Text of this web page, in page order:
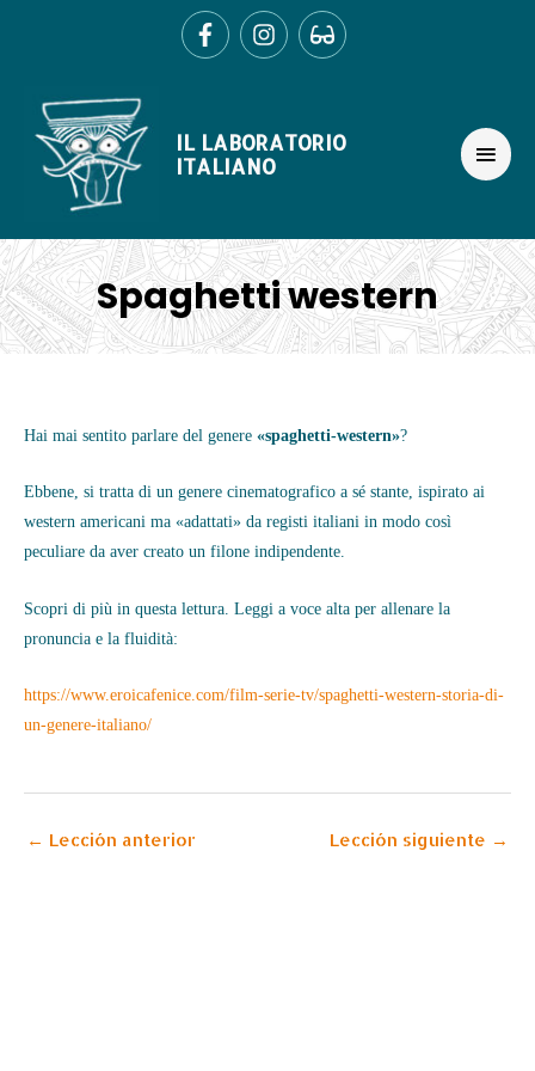
IL LABORATORIO
ITALIANO
Spaghetti western
Hai mai sentito parlare del genere «spaghetti-western»?
Ebbene, si tratta di un genere cinematografico a sé stante, ispirato ai
western americani ma «adattati» da registi italiani in modo così
peculiare da aver creato un filone indipendente.
Scopri di più in questa lettura. Leggi a voce alta per allenare la
pronuncia e la fluidità:
https://www.eroicafenice.com/film-serie-tv/spaghetti-western-storia-di-
un-genere-italiano/
← Lección anterior Lección siguiente →